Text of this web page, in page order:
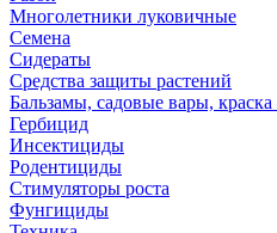
Многолетники луковичные
Семена
Сидераты
Средства защиты растений
Бальзамы, садовые вары, краска
Гербицид
Инсектициды
Родентициды
Стимуляторы роста
Фунгициды